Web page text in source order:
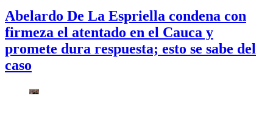
Abelardo De La Espriella condena con
firmeza el atentado en el Cauca y
promete dura respuesta; esto se sabe del
caso